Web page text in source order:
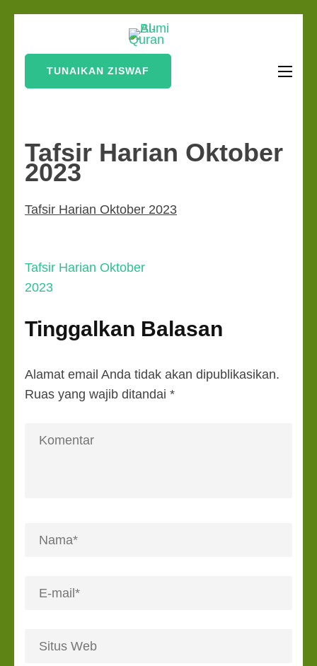
(Tekan
Kebahagiaan Dunia-
TUNAIKAN ZISWAF
Tafsir Harian Oktober
2023
Tafsir Harian Oktober 2023
Navigasi
pos
Tafsir Harian Oktober
2023
Tinggalkan Balasan
Alamat email Anda tidak akan dipublikasikan.
Ruas yang wajib ditandai *